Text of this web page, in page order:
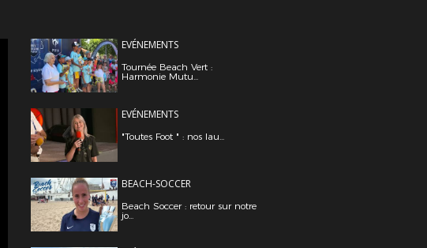
EVÉNEMENTS
Tournée Beach Vert :
Harmonie Mutu...
EVÉNEMENTS
"Toutes Foot " : nos lau...
BEACH-SOCCER
Beach Soccer : retour sur notre
jo...